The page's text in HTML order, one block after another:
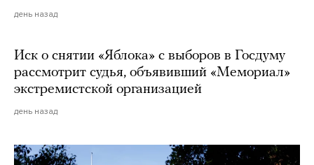
день назад
Иск о снятии «Яблока» с выборов в Госдуму
рассмотрит судья, объявивший «Мемориал»
экстремистской организацией
день назад